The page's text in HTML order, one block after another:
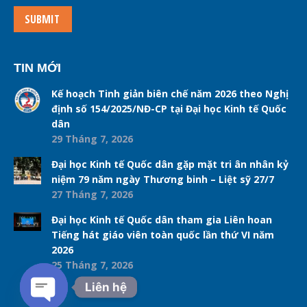
SUBMIT
TIN MỚI
Kế hoạch Tinh giản biên chế năm 2026 theo Nghị
định số 154/2025/NĐ-CP tại Đại học Kinh tế Quốc
dân
29 Tháng 7, 2026
Đại học Kinh tế Quốc dân gặp mặt tri ân nhân kỷ
niệm 79 năm ngày Thương binh – Liệt sỹ 27/7
27 Tháng 7, 2026
Đại học Kinh tế Quốc dân tham gia Liên hoan
Tiếng hát giáo viên toàn quốc lần thứ VI năm
2026
25 Tháng 7, 2026
Liên hệ